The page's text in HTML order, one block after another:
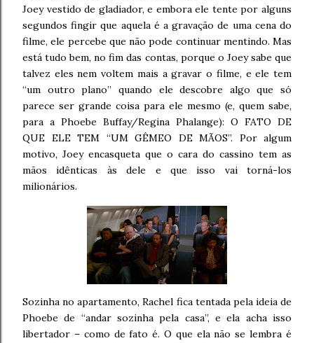
Joey vestido de gladiador, e embora ele tente por alguns
segundos fingir que aquela é a gravação de uma cena do
filme, ele percebe que não pode continuar mentindo. Mas
está tudo bem, no fim das contas, porque o Joey sabe que
talvez eles nem voltem mais a gravar o filme, e ele tem
“um outro plano” quando ele descobre algo que só
parece ser grande coisa para ele mesmo (e, quem sabe,
para a Phoebe Buffay/Regina Phalange): O FATO DE
QUE ELE TEM “UM GÊMEO DE MÃOS”. Por algum
motivo, Joey encasqueta que o cara do cassino tem as
mãos idênticas às dele e que isso vai torná-los
milionários.
Sozinha no apartamento, Rachel fica tentada pela ideia de
Phoebe de “andar sozinha pela casa”, e ela acha isso
libertador – como de fato é. O que ela não se lembra é